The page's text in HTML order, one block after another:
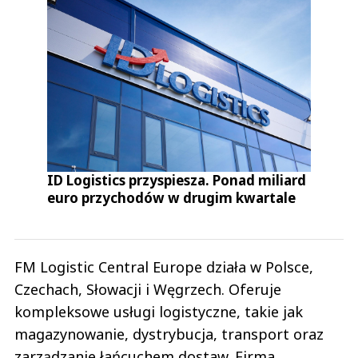
nie dla cwaniaków
Odpowiedz
0
Pracownik handlu
26.07.2022 / 10:31
Pracownicy handlu też mają dzieci a żłobki .przedszkola.szkoly
królewicz @zal w niedziele samemu do pracy w niedziele się nie kwapi .
Pracownik handlu
Odpowiedz
0
ID Logistics przyspiesza. Ponad miliard
euro przychodów w drugim kwartale
FM Logistic Central Europe działa w Polsce,
Czechach, Słowacji i Węgrzech. Oferuje
kompleksowe usługi logistyczne, takie jak
magazynowanie, dystrybucja, transport oraz